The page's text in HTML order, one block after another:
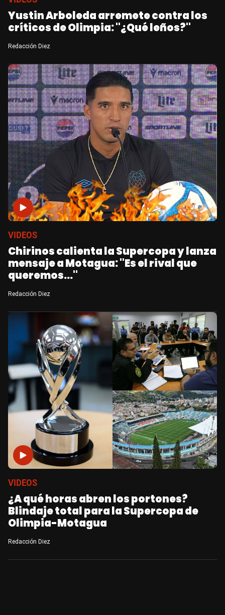
Yustin Arboleda arremete contra los
críticos de Olimpia: "¿Qué leños?"
Redacción Diez
VIDEOS
Chirinos calienta la Supercopa y lanza
mensaje a Motagua: "Es el rival que
queremos..."
Redacción Diez
VIDEOS
¿A qué horas abren los portones?
Blindaje total para la Supercopa de
Olimpia-Motagua
Redacción Diez